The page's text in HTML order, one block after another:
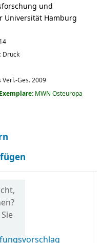
und
Universität Hamburg
Druck
Verl.-Ges.2009
MWN Osteuropa